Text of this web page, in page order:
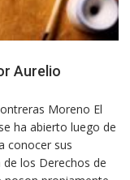
Aurelio
Moreno El
ha abierto luego de
conocer sus
los Derechos de